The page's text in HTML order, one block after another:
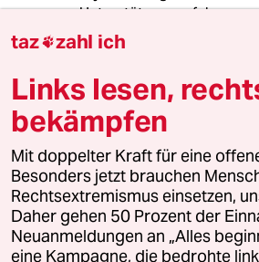
Unterstützung erfahren,
mit denen sie zu tun
passieren. Das ist
eine ethisch-abstrakte
Eltern, die sich für ein Kind
unterscheiden brauchen
Unterstützung, kein
und ihre Kinder sind keine
die man ausspielen kann,
der/diejenige gewinnt,
kulturpessimistischste
taz zahl ich
Links lesen,
bekämpfen
Mit doppelter Kraft für eine
Besonders jetzt brauchen
Rechtsextremismus einsetzen,
Daher gehen 50 Prozent der
Neuanmeldungen an „Alles
eine Kampagne, die bedrohte